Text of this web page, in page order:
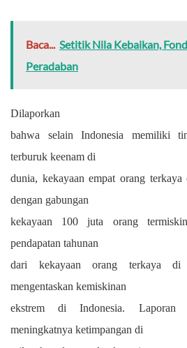
Baca... Setitik Nila Kebaikan,
Peradaban
Dilaporkan
bahwa selain Indonesia memiliki
terburuk keenam di
dunia, kekayaan empat orang terkaya
dengan gabungan
kekayaan 100 juta orang
pendapatan tahunan
dari kekayaan orang terkaya di
mengentaskan kemiskinan
ekstrem di Indonesia. Laporan
meningkatnya ketimpangan di